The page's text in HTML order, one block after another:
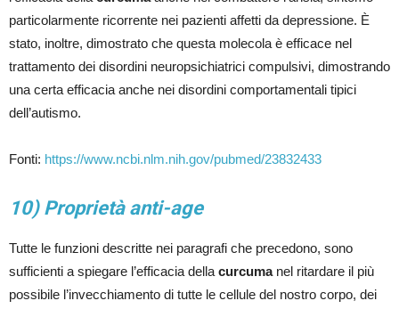
particolarmente ricorrente nei pazienti affetti da depressione. È
stato, inoltre, dimostrato che questa molecola è efficace nel
trattamento dei disordini neuropsichiatrici compulsivi, dimostrando
una certa efficacia anche nei disordini comportamentali tipici
dell’autismo.
Fonti: https://www.ncbi.nlm.nih.gov/pubmed/23832433
10) Proprietà anti-age
Tutte le funzioni descritte nei paragrafi che precedono, sono
sufficienti a spiegare l’efficacia della curcumanel ritardare il più
possibile l’invecchiamento di tutte le cellule del nostro corpo, dei